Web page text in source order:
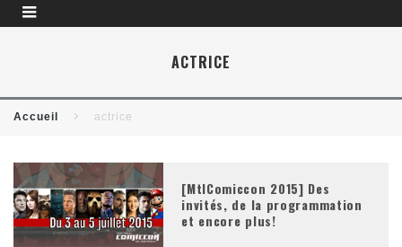
ACTRICE
Accueil actrice
[MtlComiccon 2015] Des
invités, de la programmation
et encore plus!